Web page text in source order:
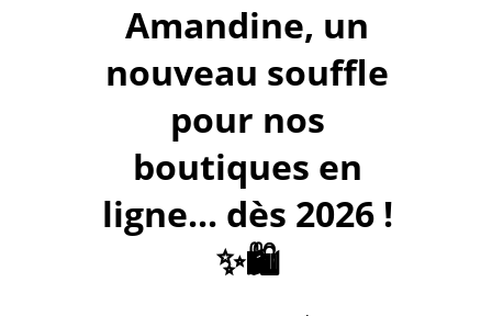
Amandine, un
nouveau souffle
pour nos
boutiques en
ligne... dès 2026 !
✨🛍️